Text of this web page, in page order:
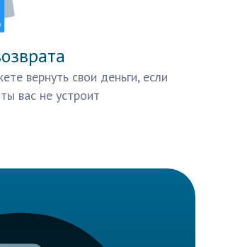
вернуть свои деньги, если
вас не устроит